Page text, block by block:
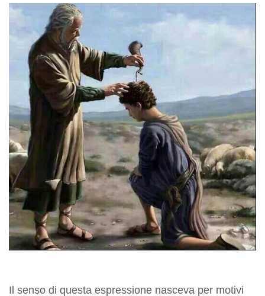
Il senso di questa espressione nasceva per motivi